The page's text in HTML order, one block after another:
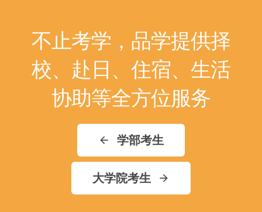
不止考学，品学提供择
校、赴日、住宿、生活
协助等全方位服务
arrow_back 学部考生
arrow_forward
大学院考生